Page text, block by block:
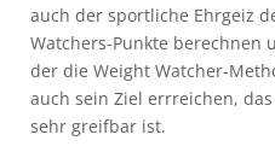
auch der sportliche Ehrgeiz
Watchers-Punkte berechnen
der die Weight Watcher-
auch sein Ziel errreichen,
sehr greifbar ist.